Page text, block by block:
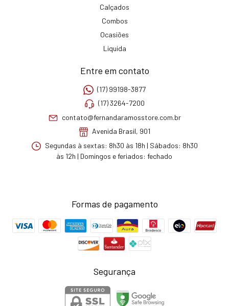
Calçados
Combos
Ocasiões
Liquida
Entre em contato
(17) 99198-3877
(17) 3264-7200
contato@fernandaramosstore.com.br
Avenida Brasil, 901
Segundas à sextas: 8h30 às 18h | Sábados: 8h30
às 12h | Domingos e feriados: fechado
Formas de pagamento
Segurança